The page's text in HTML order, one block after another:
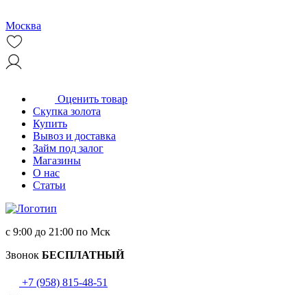
Москва
Оценить товар
Скупка золота
Купить
Вывоз и доставка
Займ под залог
Магазины
О нас
Статьи
с 9:00 до 21:00 по Мск
Звонок БЕСПЛАТНЫЙ
+7 (958) 815-48-51